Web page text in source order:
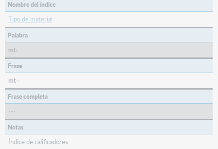
Nombre del índice
Tipo de material
Palabra
mt:
Frase
mt=
Frase completa
---
Notas
Índice de calificadores.